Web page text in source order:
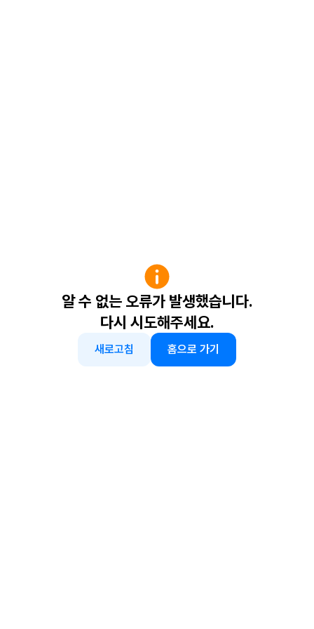
알 수 없는 오류가 발생했습니다.
다시 시도해주세요.
새로고침 홈으로 가기